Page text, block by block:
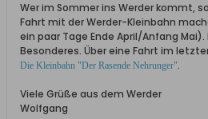
Wer im Sommer ins Werder kommt,
Fahrt mit der Werder-Kleinbahn
ein paar Tage Ende April/Anfang
Besonderes. Über eine Fahrt im
Die Kleinbahn "Der Rasende Nehrunger".
Viele Grüße aus dem Werder
Wolfgang